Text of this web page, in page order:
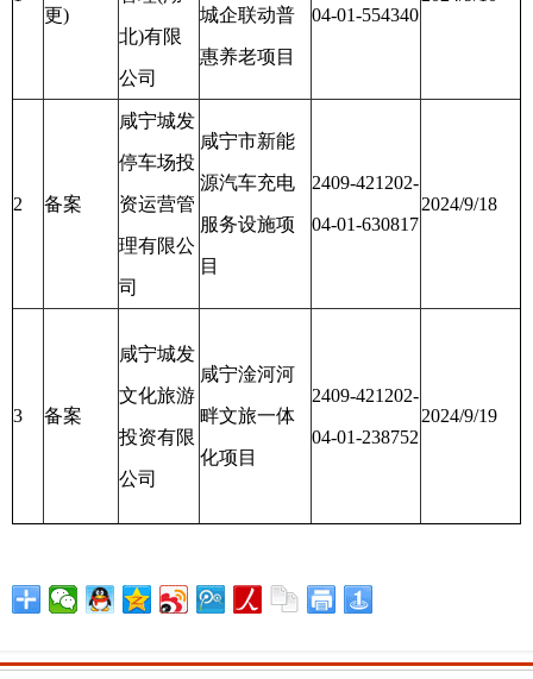
更)
北)有限
公司
城企联动普
惠养老项目
04-01-554340
2 备案
咸宁城发
停车场投
资运营管
理有限公
司
咸宁市新能
源汽车充电
服务设施项
目
2409-421202-
04-01-630817
2024/9/18
3 备案
咸宁城发
文化旅游
投资有限
公司
咸宁淦河河
畔文旅一体
化项目
2409-421202-
04-01-238752
2024/9/19